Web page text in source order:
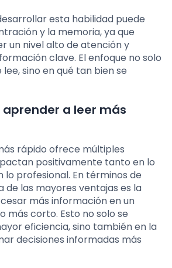
esta habilidad puede
y la memoria, ya que
un nivel alto de atención y
clave. El enfoque no solo
sino en qué tan bien se
a leer más
rápido ofrece múltiples
positivamente tanto en lo
lo profesional. En términos de
de las mayores ventajas es la
más información en un
más corto. Esto no solo se
eficiencia, sino también en la
decisiones informadas más